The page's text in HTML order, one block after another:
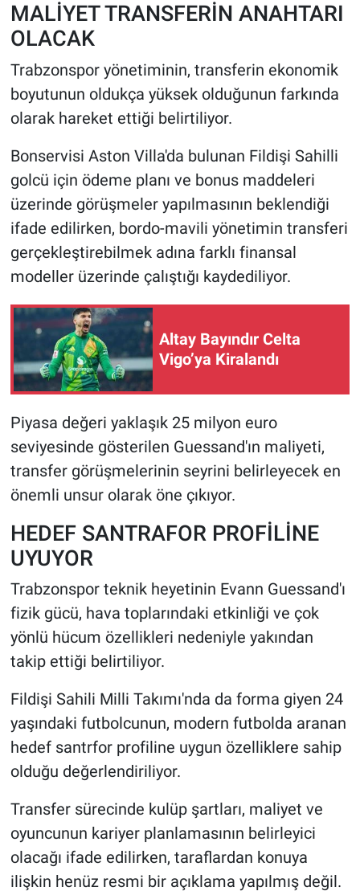
MALİYET TRANSFERİN ANAHTARI
OLACAK
Trabzonspor yönetiminin, transferin ekonomik
boyutunun oldukça yüksek olduğunun farkında
olarak hareket ettiği belirtiliyor.
Bonservisi Aston Villa'da bulunan Fildişi Sahilli
golcü için ödeme planı ve bonus maddeleri
üzerinde görüşmeler yapılmasının beklendiği
ifade edilirken, bordo-mavili yönetimin transferi
gerçekleştirebilmek adına farklı finansal
modeller üzerinde çalıştığı kaydediliyor.
Altay Bayındır Celta
Vigo’ya Kiralandı
Piyasa değeri yaklaşık 25 milyon euro
seviyesinde gösterilen Guessand'ın maliyeti,
transfer görüşmelerinin seyrini belirleyecek en
önemli unsur olarak öne çıkıyor.
HEDEF SANTRAFOR PROFİLİNE
UYUYOR
Trabzonspor teknik heyetinin Evann Guessand'ı
fizik gücü, hava toplarındaki etkinliği ve çok
yönlü hücum özellikleri nedeniyle yakından
takip ettiği belirtiliyor.
Fildişi Sahili Milli Takımı'nda da forma giyen 24
yaşındaki futbolcunun, modern futbolda aranan
hedef santrfor profiline uygun özelliklere sahip
olduğu değerlendiriliyor.
Transfer sürecinde kulüp şartları, maliyet ve
oyuncunun kariyer planlamasının belirleyici
olacağı ifade edilirken, taraflardan konuya
ilişkin henüz resmi bir açıklama yapılmış değil.